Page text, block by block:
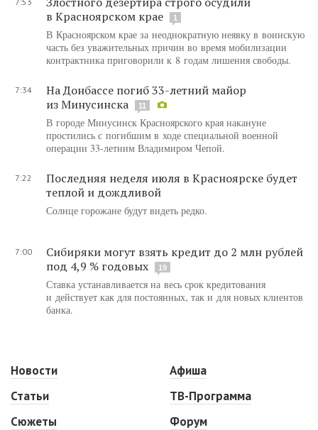
в Красноярском крае
1
В Красноярском крае за неоднократную неявку в воинскую
часть без уважительных причин во время мобилизации
контрактника приговорили к 8 годам лишения свободы.
7:34
На Донбассе погиб 33-летний майор
из Минусинска
11
В городе Минусинск Красноярского края накануне
простились с погибшим в ходе специальной военной
операции 33-летним Владимиром Чепой.
7:22
Последняя неделя июля в Красноярске будет
теплой и дождливой
Солнце горожане будут видеть редко.
7:00
Cибиряки могут взять кредит до 2 млн рублей
под 4,9 % годовых
19
Ставка устанавливается на весь срок кредитования
и действует как для постоянных, так и для новых клиентов
банка.
Новости
Статьи
Сюжеты
Афиша
ТВ-Программа
Форум